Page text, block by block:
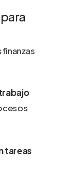
finanzas
tareas